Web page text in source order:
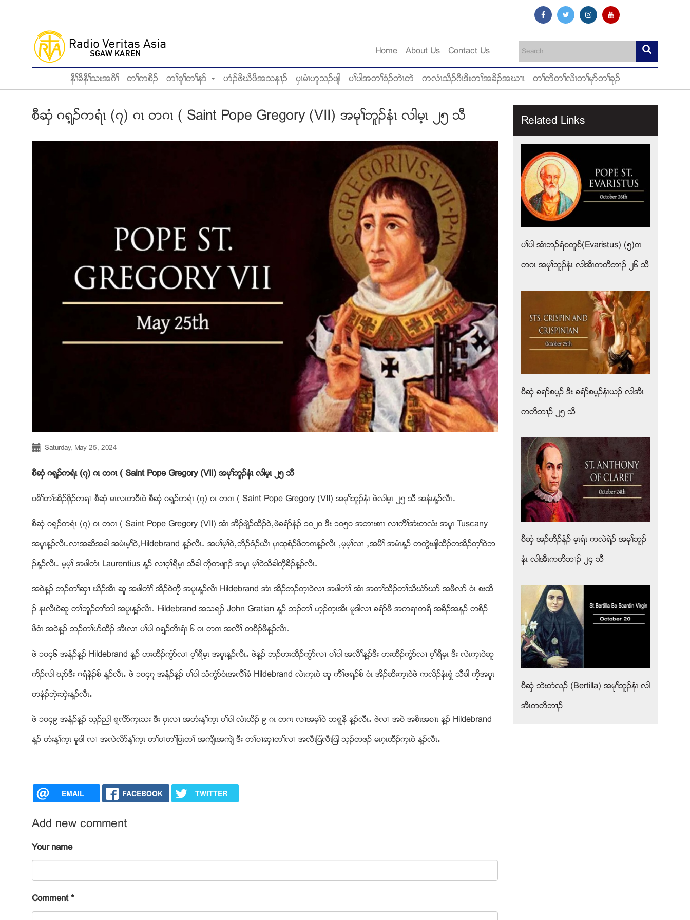
Home About Us Contact Us
နီႈခိနီႈသးအဂီႈ တႈကစီဥ တႈစူႈတႈနဏ ဟံဥဖိဃီဖိအသန႕ဥ ပွၚမံၚဟူသဥဖ်ါ ပႈပါအတႈစံဥတဲၚတဲ ကလံၚသီဥဂီၚဒီးတႈအခိဥအဃ႕ၚ တႈတီတႈလိၚတႈမုဏတႈခုဥ
စီဆွံ ဂရ့ဥကရံၚ (၇) ဂၚ တဂၚ ( Saint Pope Gregory (VII) အမုႈဘူဥနံၚ လါမ့ၚ ၂၅ သီ
Saturday, May 25, 2024
စီဆွံ ဂရ့ဥကရံၚ (၇) ဂၚ တဂၚ ( Saint Pope Gregory (VII) အမုႈဘူဥနံၚ လါမ့ၚ ၂၅ သီ
ပမိႈတႈအိဥဖွိဥကရ႕ စီဆွံ မၚလၚကပီၚ၀ဲ စီဆွံ ဂရ့ဥကရံၚ (၇) ဂၚ တဂၚ ( Saint Pope Gregory (VII) အမုႈဘူဥနံၚ ဖဲလါမ့ၚ ၂၅ သီ အနံၚန႔ဥလီၚ’
စီဆွံ ဂရ့ဥကရံၚ (၇) ဂၚ တဂၚ ( Saint Pope Gregory (VII) အံၚ အိဥဖ်ဲဥထီဥ၀ဲယဖဲခရံဏနံဥ ၁၀၂၀ ဒီး ၁၀၅၀ အဘ႕းစ႕ၚ လ႕ကီႈအံးတလံး အပူၚ Tuscany
အပူၚန႔ဥလီၚ’လ႕အဆိအခါ အမံၚမ့ႈ၀ဲယHildebrand န႔ဥလီၚ’ အပႈမ့ႈ၀ဲယဘိဥဇံဥဎိၚ ပွၚထုစံဥဖိတဂၚန႔ဥလီၚ ယမ့မ့ႈလ႕ ယအမိႈ အမံၚန႔ဥ တကြဲးဖ်ါထီဥတအိဥတ့ႈ၀ဲဘ
ဥန႔ဥလီၚ’ မ့မ့ႈ အဖါတံၚ Laurentius န႔ဥ လ႕၀့ႈရိမ့ၚ သီခါ ကေိတဖ်႕ဥ အပူၚ မ့ႈ၀ဲသီခါကေိခိဥန႔ဥလီၚ’
အ၀ဲန႔ဥ ဘဥတႈဆွ႕ ဃီဥအီၚ ဆူ အဖါတံႈ အိဥ၀ဲကေိ အပူၚန႔ဥလီၚ Hildebrand အံၚ အိဥဘဥက့ၚ၀ဲလ႕ အဖါတံႈ အံၚ အတႈသိဥတႈသီဃံဏဃဏ အဖီလဏ ၀ံၚ စးထီ
ဥ ႏုၚလီၚ၀ဲဆူ တႈဘူဥတႈဘါ အပူၚန႔ဥလီၚ’ Hildebrand အသရဥ John Gratian န႔ဥ ဘဥတႈ ဟ့ဥက့ၚအီၚ မူဒါလ႕ ခရံဏဖိ အကရ႕ကရိ အခိဥအနဥ တစိဥ
ဖိ၀ံၚ အ၀ဲန႔ဥ ဘဥတႈပဏထီဥ အီၚလ႕ ပႈပါ ဂရ့ဥကိၚရံၚ ၆ ဂၚ တဂၚ အလီႈ တစိဥဖိန႔ဥလီၚ’
ဖဲ ၁၀၄၆ အနံဥန႔ဥ Hildebrand န႔ဥ ဟးထီဥကြံဏလ႕ ၀့ႈရိမ့ၚ အပူၚန႔ဥလီၚ’ ဖဲန႔ဥ ဘဥဟးထီဥကြံဏလ႕ ပႈပါ အလီႈန႔ဥဒီး ဟးထီဥကြံဏလ႕ ၀့ႈရိမ့ၚ ဒီး လဲၚက့ၚ၀ဲဆူ
ကိဥလါ ဃုဏဒီး ဂရံနဲဥစ္ န႔ဥလီၚ’ ဖဲ ၁၀၄၇ အနံဥန႔ဥ ပႈပါ သံကြံဏ၀ံၚအလီႈခံ Hildebrand လဲၚက့ၚ၀ဲ ဆူ ကီႈဖရဥစ္ ၀ံၚ အိဥဆိးက့ၚ၀ဲဖဲ ကလိဥနံၚရွံ သီခါ ကေိအပူၚ
တနံဥဘွဲးဘွဲးန႔ဥလီၚ’
ဖဲ ၁၀၄၉ အနံဥန႔ဥ သ့ဥညါ ရ့လိဏက့ၚသး ဒီး ပွၚလ႕ အဟံးန႔ႈက့ၚ ပႈပါ လံၚဎိဥ ၉ ဂၚ တဂၚ လ႕အမ့ႈ၀ဲ ဘရူနိ န႔ဥလီၚ’ ဖဲလ႕ အ၀ဲ အစိၚအစ႕ၚ န႔ဥ Hildebrand
န႔ဥ ဟံးန႔ႈက့ၚ မူဒါ လ႕ အလဲလိဏန႔ႈက့ၚ တႈပ႕တႈျပၚတႈ အက်ိၚအက်ဲ ဒီး တႈပ႕ဆွ႕တႈလ႕ အလီၚျပံလီၚျပါ သ့ဥတဖဥ မၚဂ့ၚထီဥက့ၚ၀ဲ န႔ဥလီၚ’
EMAIL FACEBOOK TWITTER
Add new comment
Your name
Comment*
Related Links
ပႈပါ အံၚဘဥရံစတူစ္(Evaristus) (၅)ဂၚ
တဂၚ အမုႈဘူဥနံၚ လါအီၚကတိဘ႕ဥ ၂၆ သီ
စီဆွံ ခရဏစပ့ဥ ဒီး ခရံဏစပ့ဥနံၚဎဥ လါအီၚ
ကတိဘ႕ဥ ၂၅ သီ
စီဆွံ အဥတိဥနံဥ မ့ၚရံၚ ကလဲရဲဥ အမုႈဘူဥ
နံၚ လါအီၚကတိဘ႕ဥ ၂၄ သီ
စီဆွံ ဘဲးတံလဥ (Bertilla) အမုႈဘူဥနံၚ လါ
အီၚကတိဘ႕ဥ